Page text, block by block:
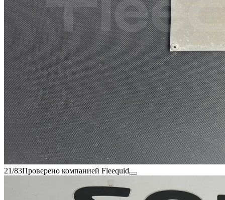
21/83Проверено компанией Fleequid